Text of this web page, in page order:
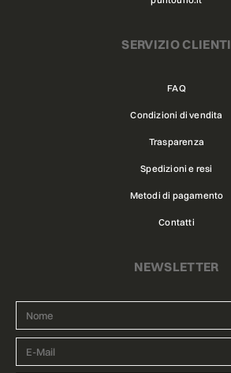
SERVIZIO CLIENTI
FAQ
Condizioni di vendita
Trasparenza
Spedizioni e resi
Metodi di pagamento
Contatti
NEWSLETTER